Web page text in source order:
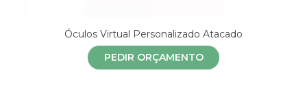
Óculos Virtual Personalizado Atacado
PEDIR ORÇAMENTO